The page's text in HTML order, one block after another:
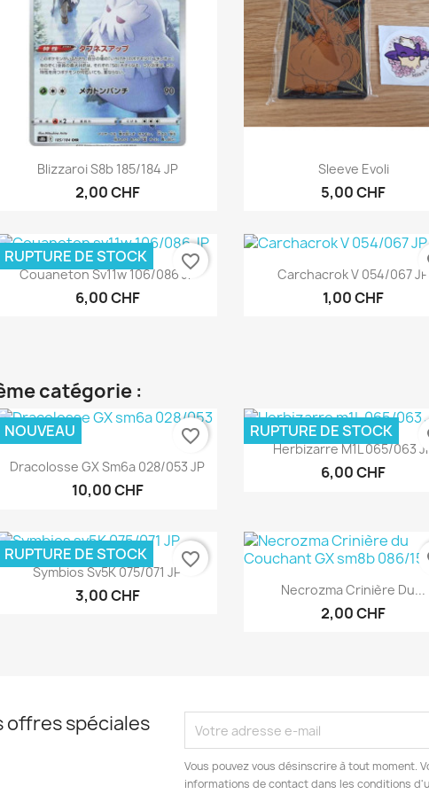
Aperçu rapide
Blizzaroi S8b 185/184 JP
2,00 CHF
Aperçu rapide
Sleeve Evoli
5,00 CHF
Aperçu rapide
Couaneton Sv11w 106/086 JP
6,00 CHF
RUPTURE DE STOCK favorite_border Aperçu rapide
Carchacrok V 054/067 JP
1,00 CHF
catégorie :
Aperçu rapide
Dracolosse GX Sm6a 028/053 JP
10,00 CHF
NOUVEAU favorite_border Aperçu rapide
Herbizarre M1L 065/063
6,00 CHF
RUPTURE DE STOCK
Aperçu rapide
Symbios Sv5K 075/071 JP
3,00 CHF
RUPTURE DE STOCK
favorite_border
Aperçu rapide
Necrozma Crinière Du...
2,00 CHF
offres spéciales
Vous pouvez vous désinscrire à tout moment.
informations de contact dans les conditions